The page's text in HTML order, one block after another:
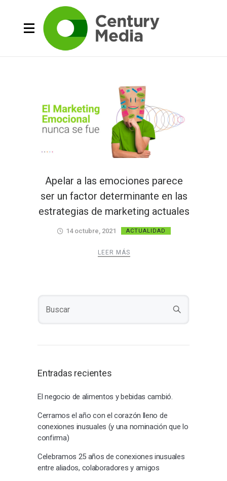
Apelar a las emociones parece
ser un factor determinante en las
estrategias de marketing actuales
14 octubre, 2021 ACTUALIDAD
LEER MÁS
Entradas recientes
El negocio de alimentos y bebidas cambió.
Cerramos el año con el corazón lleno de
conexiones inusuales (y una nominación que lo
confirma)
Celebramos 25 años de conexiones inusuales
entre aliados, colaboradores y amigos